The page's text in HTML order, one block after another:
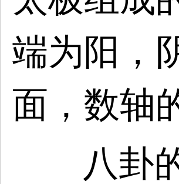
端为阳，
面，数轴
八卦